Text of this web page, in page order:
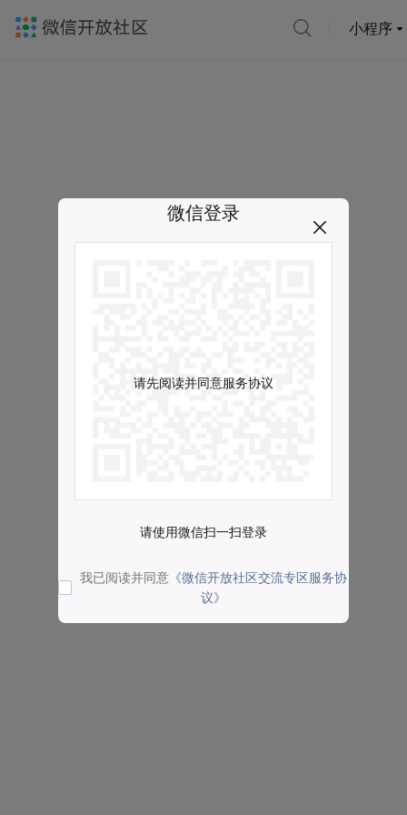
小程序
微信登录
请先阅读并同意服务协议
请使用微信扫一扫登录
我已阅读并同意 《微信开放社区交流专区服务协
议》